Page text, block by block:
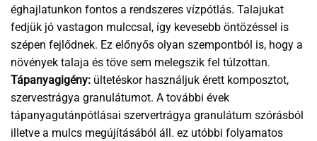
éghajlatunkon fontos a rendszeres vízpótlás. Talajukat
fedjük jó vastagon mulccsal, így kevesebb öntözéssel is
szépen fejlődnek. Ez előnyős olyan szempontból is, hogy a
növények talaja és töve sem melegszik fel túlzottan.
Tápanyagigény: ültetéskor használjuk érett komposztot,
szervestrágya granulátumot. A további évek
tápanyagutánpótlásai szervertrágya granulátum szórásból
illetve a mulcs megújításából áll. ez utóbbi folyamatos